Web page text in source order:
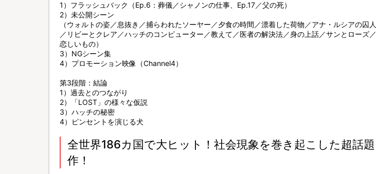
1）フラッシュバック（Ep.6：葬儀／シャノンの仕事、Ep.17／父の死）
2）未公開シーン
（ウォルトの姿／息抜き／捕らわれたソーヤー／夕食の時間／漂着した荷物／アナ・ルシアの囚人
／リビーとクレア／ハッチのコンピューター／教えて／医者の解決法／身の上話／サンとローズ／
恋しいもの）
3）NGシーン集
4）プロモーション映像（Channel4）
第3段階：結論
1）過去とのつながり
2）「LOST」の様々な仮説
3）ハッチの秘密
4）ピンセントを演じる犬
全世界186カ国で大ヒット！社会現象を巻き起こした超話題
作！